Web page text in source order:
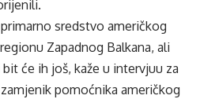
sredstvo američkog
Zapadnog Balkana, ali
će ih još, kaže u intervjuu za
pomoćnika američkog